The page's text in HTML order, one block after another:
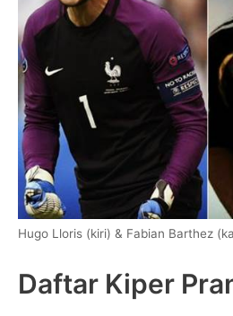
Hugo Lloris (kiri) & Fabian Barthez
Daftar Kiper